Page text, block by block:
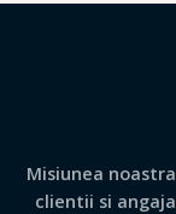
Misiunea
clientii si